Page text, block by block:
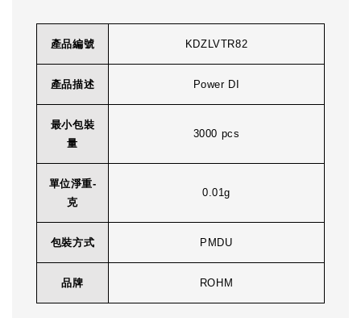
產品編號 KDZLVTR82
產品描述 Power DI
最小包裝
量
3000 pcs
單位淨重-
克
0.01g
包裝方式 PMDU
品牌 ROHM